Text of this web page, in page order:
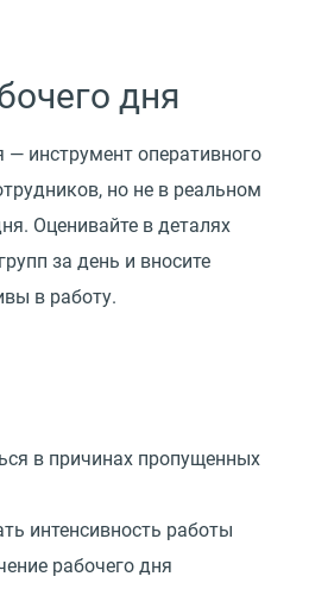
дня
— инструмент оперативного
но не в реальном
Оценивайте в деталях
за день и вносите
в работу.
в причинах пропущенных
интенсивность работы
рабочего дня